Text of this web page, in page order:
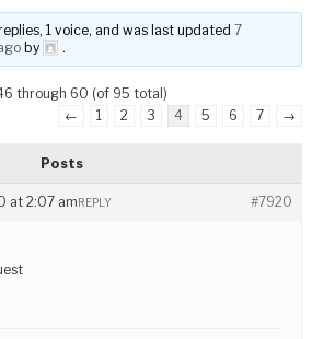
1 voice, and was last updated7
by .
through 60 (of 95 total)
←
1 2 3 4 5 6 7 →
Posts
at 2:07 am #7920
REPLY